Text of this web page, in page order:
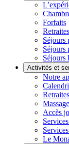
Forfaits
Retraites
Séjours
Séjours
Séjours
Activités et
Notre
Retraites
Accès
Le